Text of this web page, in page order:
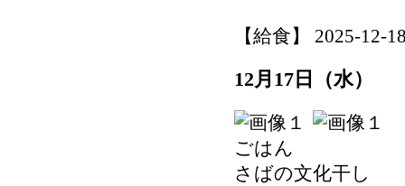
【給食】 2025-12-
12月17日（水）
ごはん
さばの文化干し